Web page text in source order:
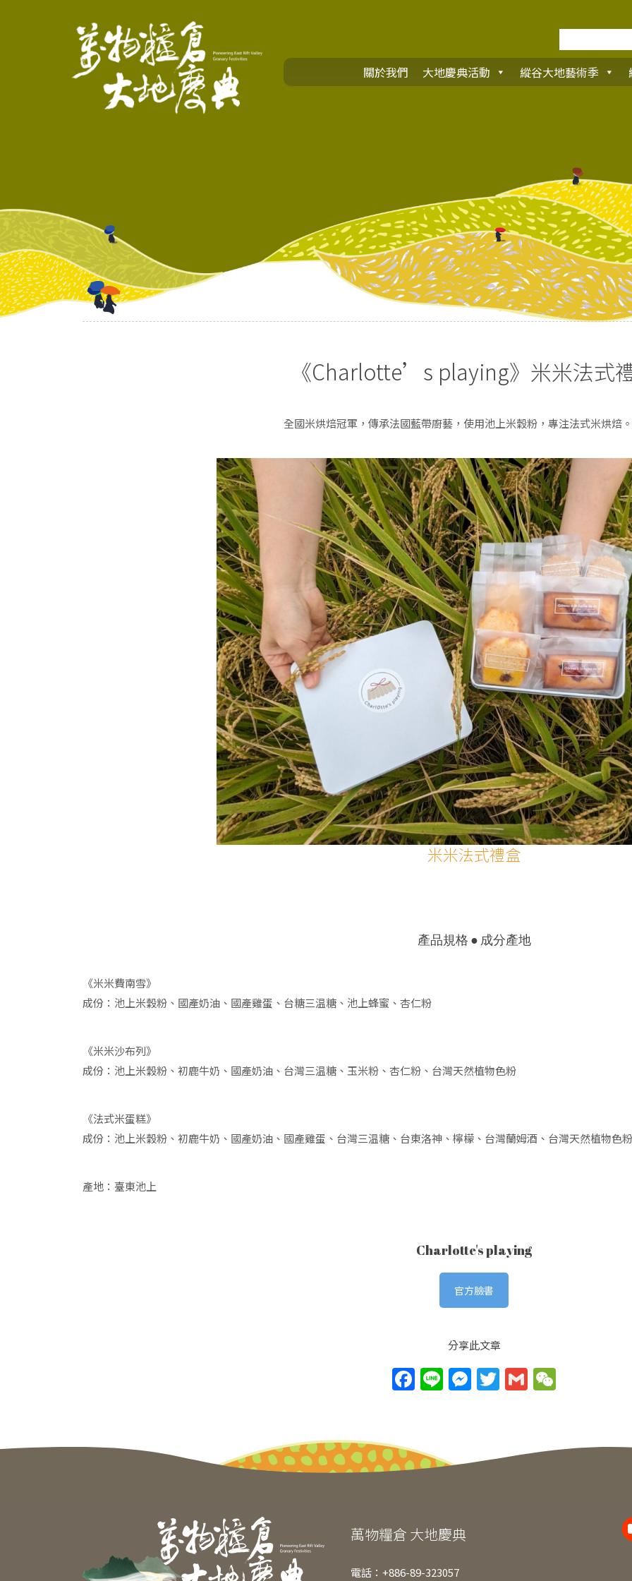
關於我們 大地慶典活動 縱谷大地藝術季
《Charlotte’s playing》米米法式
全國米烘焙冠軍，傳承法國藍帶廚藝，使用池上米穀粉，專注法式米烘焙。
米米法式禮盒
產品規格 ● 成分產地
《米米費南雪》
成份：池上米穀粉、國產奶油、國產雞蛋、台糖三温糖、池上蜂蜜、杏仁粉
《米米沙布列》
成份：池上米穀粉、初鹿牛奶、國產奶油、台灣三温糖、玉米粉、杏仁粉、台灣天然植物色粉
《法式米蛋糕》
成份：池上米穀粉、初鹿牛奶、國產奶油、國產雞蛋、台灣三温糖、台東洛神、檸檬、台灣蘭姆酒、台灣天然植物色粉
產地：臺東池上
Charlotte's playing
官方臉書
分享此文章
F
a
e
b
k
Li
n
M
e
n
T
w
er
G
m
l h
萬物糧倉 大地慶典
電話：+886-89-323057